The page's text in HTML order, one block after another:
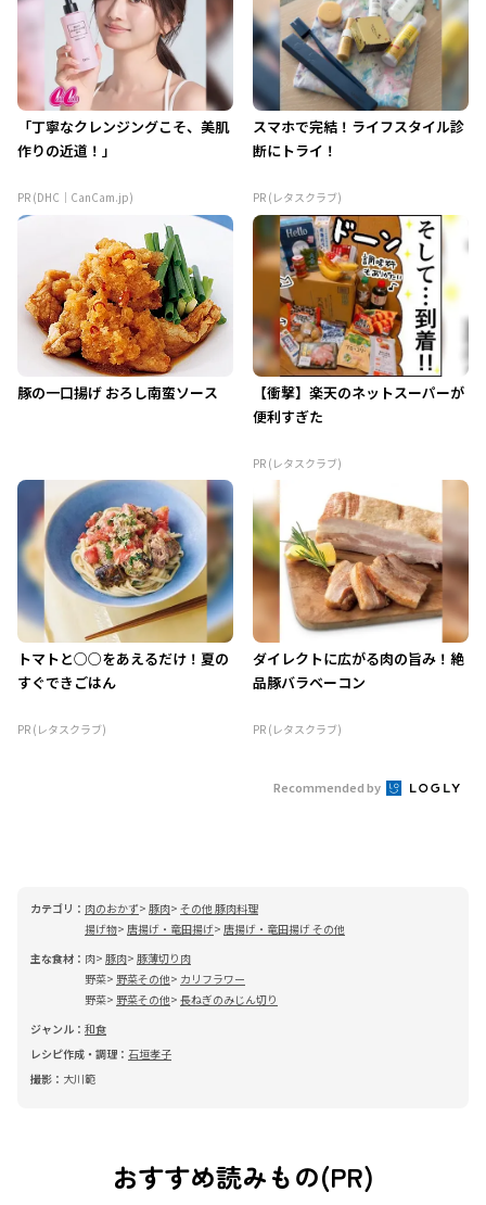
「丁寧なクレンジングこそ、美肌
作りの近道！」
PR (DHC｜CanCam.jp)
スマホで完結！ライフスタイル診
断にトライ！
PR (レタスクラブ)
豚の一口揚げ おろし南蛮ソース
【衝撃】楽天のネットスーパーが
便利すぎた
PR (レタスクラブ)
トマトと○○をあえるだけ！夏の
すぐできごはん
PR (レタスクラブ)
ダイレクトに広がる肉の旨み！絶
品豚バラベーコン
PR (レタスクラブ)
Recommended by
カテゴリ： 肉のおかず 豚肉 その他 豚肉料理
揚げ物 唐揚げ・竜田揚げ 唐揚げ・竜田揚げ その他
主な食材： 肉 豚肉 豚薄切り肉
野菜
野菜その他
カリフラワー
野菜
野菜その他 長ねぎのみじん切り
ジャンル： 和食
レシピ作成・調理： 石垣孝子
撮影： 大川範
おすすめ読みもの(PR)